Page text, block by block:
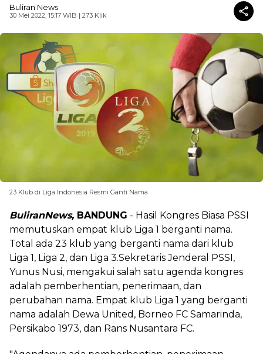
Buliran News
30 Mei 2022, 15:17 WIB | 273 Klik
23 Klub di Liga Indonesia Resmi Ganti Nama
BuliranNews, BANDUNG - Hasil Kongres Biasa PSSI
memutuskan empat klub Liga 1 berganti nama.
Total ada 23 klub yang berganti nama dari klub
Liga 1, Liga 2, dan Liga 3.Sekretaris Jenderal PSSI,
Yunus Nusi, mengakui salah satu agenda kongres
adalah pemberhentian, penerimaan, dan
perubahan nama. Empat klub Liga 1 yang berganti
nama adalah Dewa United, Borneo FC Samarinda,
Persikabo 1973, dan Rans Nusantara FC.